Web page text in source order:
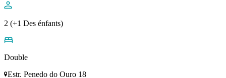
2 (+1 Des énfants)
Double
Estr. Penedo do Ouro 18